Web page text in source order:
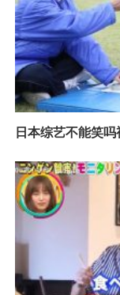
日本综艺不能笑